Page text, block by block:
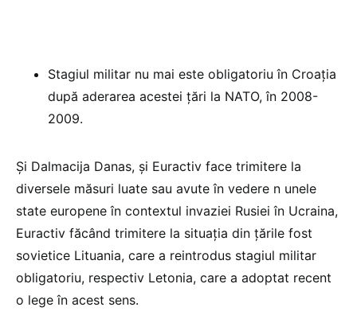
Stagiul militar nu mai este obligatoriu în Croația
după aderarea acestei țări la NATO, în 2008-
2009.
Și Dalmacija Danas, și Euractiv face trimitere la
diversele măsuri luate sau avute în vedere n unele
state europene în contextul invaziei Rusiei în Ucraina,
Euractiv făcând trimitere la situația din țările fost
sovietice Lituania, care a reintrodus stagiul militar
obligatoriu, respectiv Letonia, care a adoptat recent
o lege în acest sens.